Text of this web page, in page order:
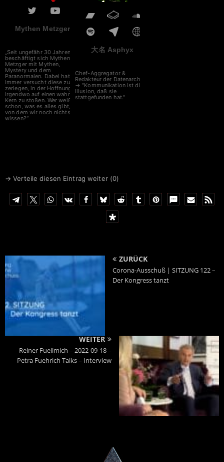
Mythen Metzger
„Seit ungefähr 30 Jahren
beschäftigt sich Mythen
Metzger mit Mythen,
Mystery und dem
Paranormalen. Dabei hat er
immer versucht diese zu
zerlegen, in der Hoffnung
irgendwo auf einen wahren
Kern zu stoßen. Wer weiß
schon, was es alles gibt,
von dem wir noch nichts
wissen?“
大名 Asphyx
Chef-Aggregator &
Redakteur der Datenarche
→ "Kommunikation ist die
Illusion, daß sie
stattgefunden hat."
→ Verteile diesen Eintrag weiter (0)
ZURÜCK
Corona-Ausschuß | SITZUNG 122 –
Der Kongress tanzt
WEITER
Reiner Fuellmich – 2022-09-18 –
Petra Fuehrich Talks – Interview